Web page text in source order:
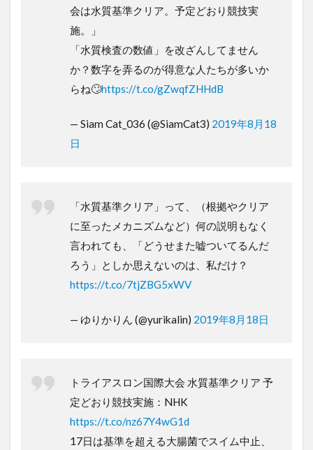
会は水質基準クリア。予定どおり競技実
施。」
「水質検査の数値」を改ざんしてません
か？数字を弄るのが得意な人たちが多いか
らね🙄https://t.co/gZwqfZHHdB
— Siam Cat_036 (@SiamCat3) 2019年8月18
日
「水質基準クリア」って、（根拠やクリア
に至ったメカニズムなど）何の説明もなく
言われても、「どうせまた嘘ついてるんだ
ろう」としか思えないのは、私だけ？
https://t.co/7tjZBG5xWV
— ゆりかりん (@yurikalin) 2019年8月18日
トライアスロン国際大会 水質基準クリア 予
定どおり競技実施：NHK
https://t.co/nz67Y4wG1d
17日は基準を超える大腸菌でスイム中止、